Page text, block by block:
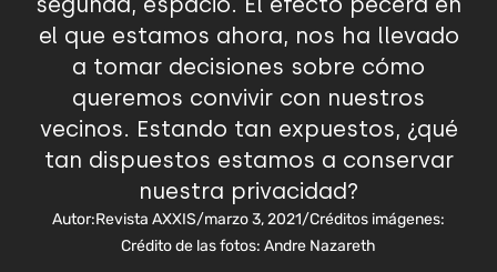
el que estamos ahora, nos ha llevado
a tomar decisiones sobre cómo
queremos convivir con nuestros
vecinos. Estando tan expuestos, ¿qué
tan dispuestos estamos a conservar
nuestra privacidad?
Autor:Revista AXXIS/marzo 3, 2021/Créditos imágenes:
Crédito de las fotos: Andre Nazareth